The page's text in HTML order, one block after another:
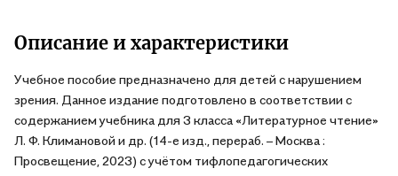
Описание и характеристики
Учебное пособие предназначено для детей с нарушением
зрения. Данное издание подготовлено в соответствии с
содержанием учебника для 3 класса «Литературное чтение»
Л. Ф. Климановой и др. (14-е изд., перераб. – Москва :
Просвещение, 2023) с учётом тифлопедагогических